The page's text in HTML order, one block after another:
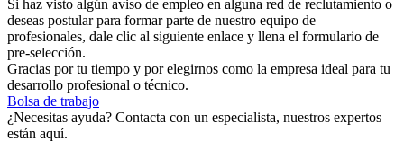
Si haz visto algún aviso de empleo en alguna red de reclutamiento o
deseas postular para formar parte de nuestro equipo de
profesionales, dale clic al siguiente enlace y llena el formulario de
pre-selección.
Gracias por tu tiempo y por elegirnos como la empresa ideal para tu
desarrollo profesional o técnico.
Bolsa de trabajo
¿Necesitas ayuda? Contacta con un especialista, nuestros expertos
están aquí.